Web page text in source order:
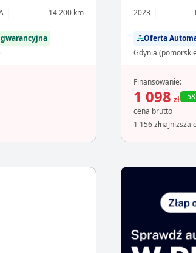
14 200 km 2023
Oferta
Gdynia
Finansowanie:
1 098 zł -58
cena brutto
1 156 złnajniższa